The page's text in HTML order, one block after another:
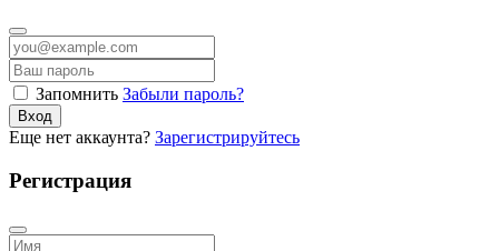
Запомнить Забыли пароль?
Вход
Еще нет аккаунта? Зарегистрируйтесь
Регистрация